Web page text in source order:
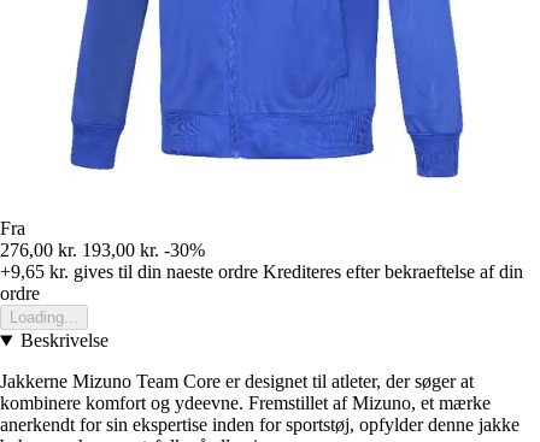
Fra
276,00 kr. 193,00 kr. -30%
+9,65 kr. gives til din naeste ordre Krediteres efter bekraeftelse af din
ordre
Loading...
Beskrivelse
Jakkerne Mizuno Team Core er designet til atleter, der søger at
kombinere komfort og ydeevne. Fremstillet af Mizuno, et mærke
anerkendt for sin ekspertise inden for sportstøj, opfylder denne jakke